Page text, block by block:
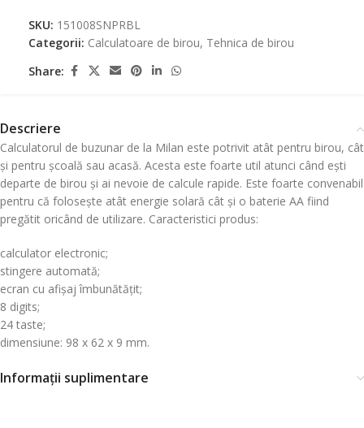
SKU: 151008SNPRBL
Categorii: Calculatoare de birou, Tehnica de birou
Share:
Descriere
Calculatorul de buzunar de la Milan este potrivit atât pentru birou, cât
și pentru școală sau acasă. Acesta este foarte util atunci când ești
departe de birou și ai nevoie de calcule rapide. Este foarte convenabil
pentru că folosește atât energie solară cât și o baterie AA fiind
pregătit oricând de utilizare. Caracteristici produs:
calculator electronic;
stingere automată;
ecran cu afișaj îmbunătățit;
8 digits;
24 taste;
dimensiune: 98 x 62 x 9 mm.
Informații suplimentare